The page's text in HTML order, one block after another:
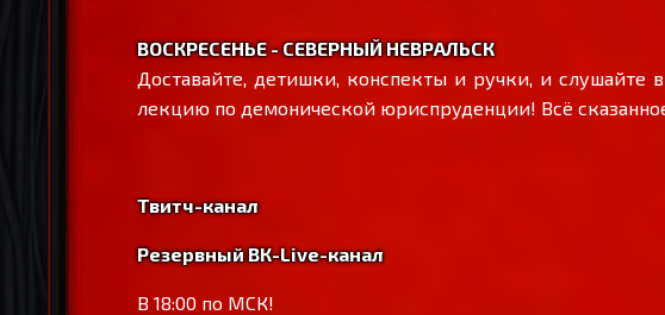
ВОСКРЕСЕНЬЕ - СЕВЕРНЫЙ НЕВРАЛЬСК
Доставайте, детишки, конспекты и ручки, и слушайте
лекцию по демонической юриспруденции! Всё
Твитч-канал
Резервный ВК-Live-канал
В 18:00 по МСК!